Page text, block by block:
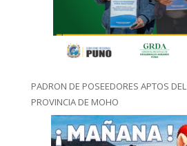
PADRON DE POSEEDORES APTOS
PROVINCIA DE MOHO